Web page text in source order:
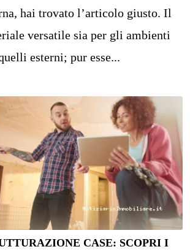
hai trovato l’articolo giusto. Il
versatile sia per gli ambienti
esterni; pur esse...
CASE: SCOPRI I